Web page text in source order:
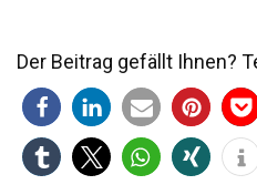
Der Beitrag gefällt Ihnen?